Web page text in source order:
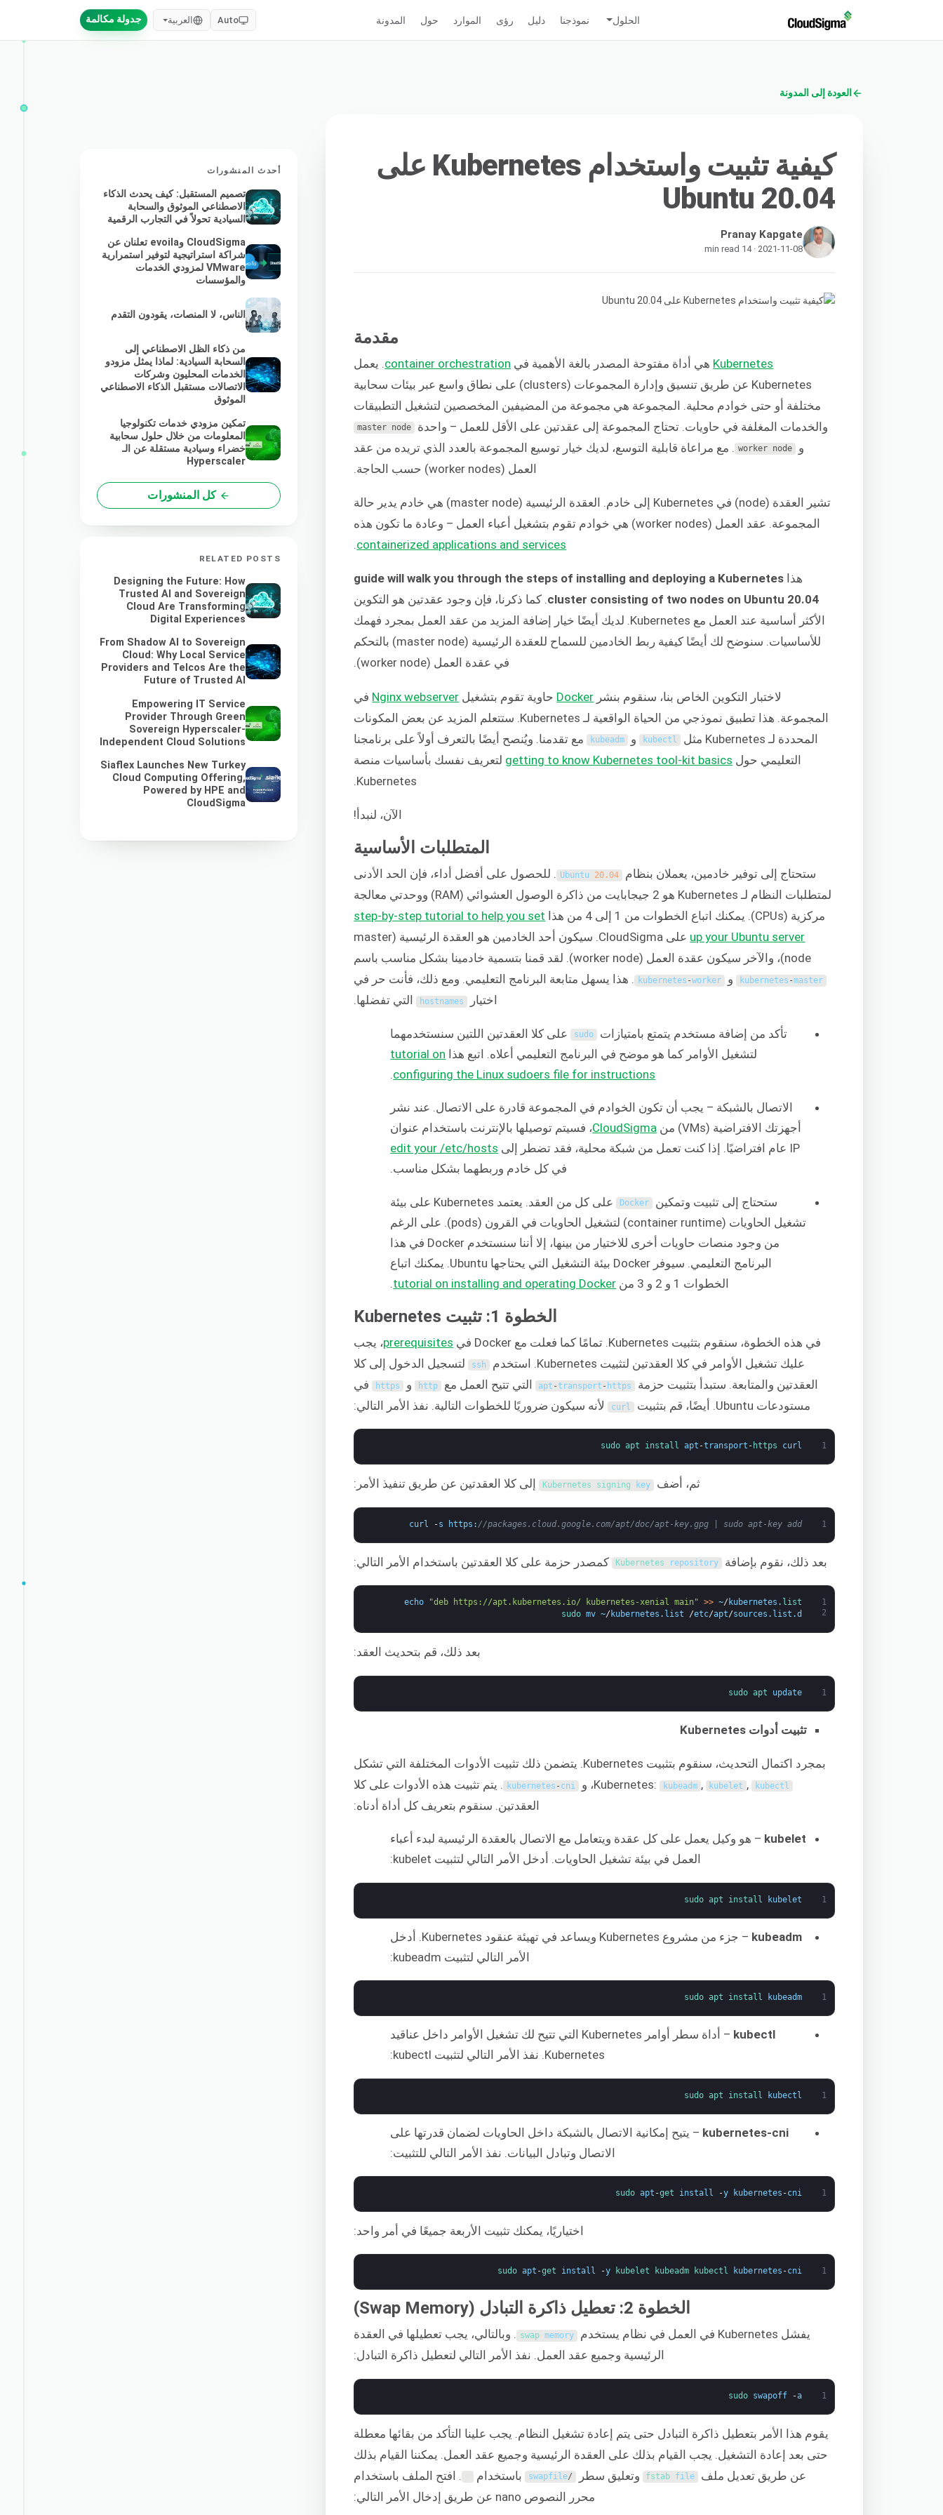
الحلول نموذجنا دليل رؤى الموارد حول المدونة Auto العربية جدولة مكالمة
العودة إلى المدونة
كيفية تثبيت واستخدام Kubernetes على
Ubuntu 20.04
Pranay Kapgate
2021-11-08 · 14 min read
مقدمة
Kubernetes هي أداة مفتوحة المصدر بالغة الأهمية في container orchestration . يعمل
Kubernetes عن طريق تنسيق وإدارة المجموعات (clusters) على نطاق واسع عبر بيئات سحابية
مختلفة أو حتى خوادم محلية. المجموعة هي مجموعة من المضيفين المخصصين لتشغيل التطبيقات
والخدمات المغلفة في حاويات. تحتاج المجموعة إلى عقدتين على الأقل للعمل – واحدة
master node
و worker node
. مع مراعاة قابلية التوسع، لديك خيار توسيع المجموعة بالعدد الذي تريده من عقد
العمل (worker nodes) حسب الحاجة.
تشير العقدة (node) في Kubernetes إلى خادم. العقدة الرئيسية (master node) هي خادم يدير حالة
المجموعة. عقد العمل (worker nodes) هي خوادم تقوم بتشغيل أعباء العمل – وعادة ما تكون هذه
containerized applications and services
هذا guide will walk you through the steps of installing and deploying a Kubernetes
cluster consisting of two nodes on Ubuntu 20.04. كما ذكرنا، فإن وجود عقدتين هو التكوين
الأكثر أساسية عند العمل مع Kubernetes. لديك أيضًا خيار إضافة المزيد من عقد العمل بمجرد فهمك
للأساسيات. سنوضح لك أيضًا كيفية ربط الخادمين للسماح للعقدة الرئيسية (master node) بالتحكم
في عقدة العمل (worker node).
لاختبار التكوين الخاص بنا، سنقوم بنشر Docker حاوية تقوم بتشغيل Nginx webserver في
المجموعة. هذا تطبيق نموذجي من الحياة الواقعية لـ Kubernetes. ستتعلم المزيد عن بعض المكونات
المحددة لـ Kubernetes مثل
kubectl و kubeadm مع تقدمنا. ويُنصح أيضًا بالتعرف أولاً على برنامجنا
التعليمي حول getting to know Kubernetes tool-kit basics لتعريف نفسك بأساسيات منصة
Kubernetes.
الآن، لنبدأ!
المتطلبات الأساسية
ستحتاج إلى توفير خادمين، يعملان بنظام Ubuntu 20.04
. للحصول على أفضل أداء، فإن الحد الأدنى
لمتطلبات النظام لـ Kubernetes هو 2 جيجابايت من ذاكرة الوصول العشوائي (RAM) ووحدتي معالجة
مركزية (CPUs). يمكنك اتباع الخطوات من 1 إلى 4 من هذا
step-by-step tutorial to help you set
up your Ubuntu server
على CloudSigma. سيكون أحد الخادمين هو العقدة الرئيسية (master
node)، والآخر سيكون عقدة العمل (worker node). لقد قمنا بتسمية خادمينا بشكل مناسب باسم
kubernetes -master و kubernetes -worker
. هذا يسهل متابعة البرنامج التعليمي. ومع ذلك، فأنت حر في
اختيار hostnames التي تفضلها.
تأكد من إضافة مستخدم يتمتع بامتيازات sudo على كلا العقدتين اللتين سنستخدمهما
لتشغيل الأوامر كما هو موضح في البرنامج التعليمي أعلاه. اتبع هذا tutorial on
configuring the Linux sudoers file for instructions
الاتصال بالشبكة – يجب أن تكون الخوادم في المجموعة قادرة على الاتصال. عند نشر
أجهزتك الافتراضية (VMs) من
CloudSigma، فسيتم توصيلها بالإنترنت باستخدام عنوان
IP عام افتراضيًا. إذا كنت تعمل من شبكة محلية، فقد تضطر إلى
edit your /etc/hosts
في كل خادم وربطهما بشكل مناسب.
ستحتاج إلى تثبيت وتمكين Docker
على كل من العقد. يعتمد Kubernetes على بيئة
تشغيل الحاويات (container runtime) لتشغيل الحاويات في القرون (pods). على الرغم
من وجود منصات حاويات أخرى للاختيار من بينها، إلا أننا سنستخدم Docker في هذا
البرنامج التعليمي. سيوفر Docker بيئة التشغيل التي يحتاجها Ubuntu. يمكنك اتباع
الخطوات 1 و 2 و 3 من
tutorial on installing and operating Docker
الخطوة 1: تثبيت Kubernetes
في هذه الخطوة، سنقوم بتثبيت Kubernetes. تمامًا كما فعلت مع Docker في prerequisites، يجب
عليك تشغيل الأوامر في كلا العقدتين لتثبيت Kubernetes. استخدم
ssh لتسجيل الدخول إلى كلا
العقدتين والمتابعة. ستبدأ بتثبيت حزمة
apt -transport - https التي تتيح العمل مع http و https في
مستودعات Ubuntu. أيضًا، قم بتثبيت
curl لأنه سيكون ضروريًا للخطوات التالية. نفذ الأمر التالي:
1
sudo apt install apt -transport - https curl
ثم، أضف Kubernetes signing key إلى كلا العقدتين عن طريق تنفيذ الأمر:
1
curl -s https : //packages.cloud.google.com/apt/doc/apt-key.gpg | sudo apt-key add
بعد ذلك، نقوم بإضافة Kubernetes repository كمصدر حزمة على كلا العقدتين باستخدام الأمر التالي:
1
2
echo "deb https://apt.kubernetes.io/ kubernetes-xenial main" >> ~/ kubernetes . list
sudo mv ~/ kubernetes . list /etc/apt/sources . list .d
بعد ذلك، قم بتحديث العقد:
1
sudo apt update
تثبيت أدوات Kubernetes
بمجرد اكتمال التحديث، سنقوم بتثبيت Kubernetes. يتضمن ذلك تثبيت الأدوات المختلفة التي تشكل
Kubernetes:
kubeadm , kubelet , kubectl ، و kubernetes - cni
. يتم تثبيت هذه الأدوات على كلا
العقدتين. سنقوم بتعريف كل أداة أدناه:
kubelet – هو وكيل يعمل على كل عقدة ويتعامل مع الاتصال بالعقدة الرئيسية لبدء أعباء
العمل في بيئة تشغيل الحاويات. أدخل الأمر التالي لتثبيت kubelet:
1
sudo apt install kubelet
kubeadm
– جزء من مشروع Kubernetes ويساعد في تهيئة عنقود Kubernetes. أدخل
الأمر التالي لتثبيت kubeadm:
1
sudo apt install kubeadm
kubectl
– أداة سطر أوامر Kubernetes التي تتيح لك تشغيل الأوامر داخل عناقيد
Kubernetes. نفذ الأمر التالي لتثبيت kubectl:
1
sudo apt install kubectl
kubernetes-cni – يتيح إمكانية الاتصال بالشبكة داخل الحاويات لضمان قدرتها على
الاتصال وتبادل البيانات. نفذ الأمر التالي للتثبيت:
1
sudo apt -get install -y kubernetes -cni
اختياريًا، يمكنك تثبيت الأربعة جميعًا في أمر واحد:
1
sudo apt -get install -y kubelet kubeadm kubectl kubernetes -cni
الخطوة 2: تعطيل ذاكرة التبادل (Swap Memory)
يفشل Kubernetes في العمل في نظام يستخدم swap memory
. وبالتالي، يجب تعطيلها في العقدة
الرئيسية وجميع عقد العمل. نفذ الأمر التالي لتعطيل ذاكرة التبادل:
1
sudo swapoff -a
يقوم هذا الأمر بتعطيل ذاكرة التبادل حتى يتم إعادة تشغيل النظام. يجب علينا التأكد من بقائها معطلة
حتى بعد إعادة التشغيل. يجب القيام بذلك على العقدة الرئيسية وجميع عقد العمل. يمكننا القيام بذلك
عن طريق تعديل ملف
fstab file وتعليق سطر /
swapfile باستخدام
. افتح الملف باستخدام
محرر النصوص nano عن طريق إدخال الأمر التالي:
أحدث المنشورات
تصميم المستقبل: كيف يحدث الذكاء
الاصطناعي الموثوق والسحابة
السيادية تحولاً في التجارب الرقمية
CloudSigma وevoila تعلنان عن
شراكة استراتيجية لتوفير استمرارية
VMware لمزودي الخدمات
والمؤسسات
الناس، لا المنصات، يقودون التقدم
من ذكاء الظل الاصطناعي إلى
السحابة السيادية: لماذا يمثل مزودو
الخدمات المحليون وشركات
الاتصالات مستقبل الذكاء الاصطناعي
الموثوق
تمكين مزودي خدمات تكنولوجيا
المعلومات من خلال حلول سحابية
خضراء وسيادية مستقلة عن الـ
Hyperscaler
كل المنشورات
RELATED POSTS
Designing the Future: How
Trusted AI and Sovereign
Cloud Are Transforming
Digital Experiences
From Shadow AI to Sovereign
Cloud: Why Local Service
Providers and Telcos Are the
Future of Trusted AI
Empowering IT Service
Provider Through Green
Sovereign Hyperscaler-
Independent Cloud Solutions
Siaflex Launches New Turkey
Cloud Computing Offering,
Powered by HPE and
CloudSigma